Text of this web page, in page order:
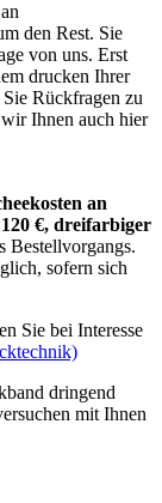
den Rest. Sie
von uns. Erst
drucken Ihrer
Rückfragen zu
Ihnen auch hier
an
€, dreifarbiger
Bestellvorgangs.
sofern sich
Sie bei Interesse
dringend
mit Ihnen